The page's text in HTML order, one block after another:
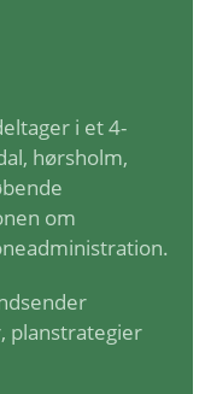
i et 4-
hørsholm,
om
planstrategier